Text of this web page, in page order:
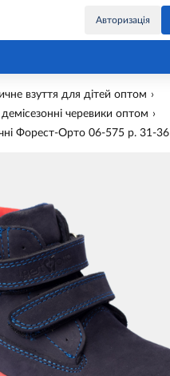
Авторизація
взуття для дітей оптом
черевики оптом
Форест-Орто 06-575 р. 31-36